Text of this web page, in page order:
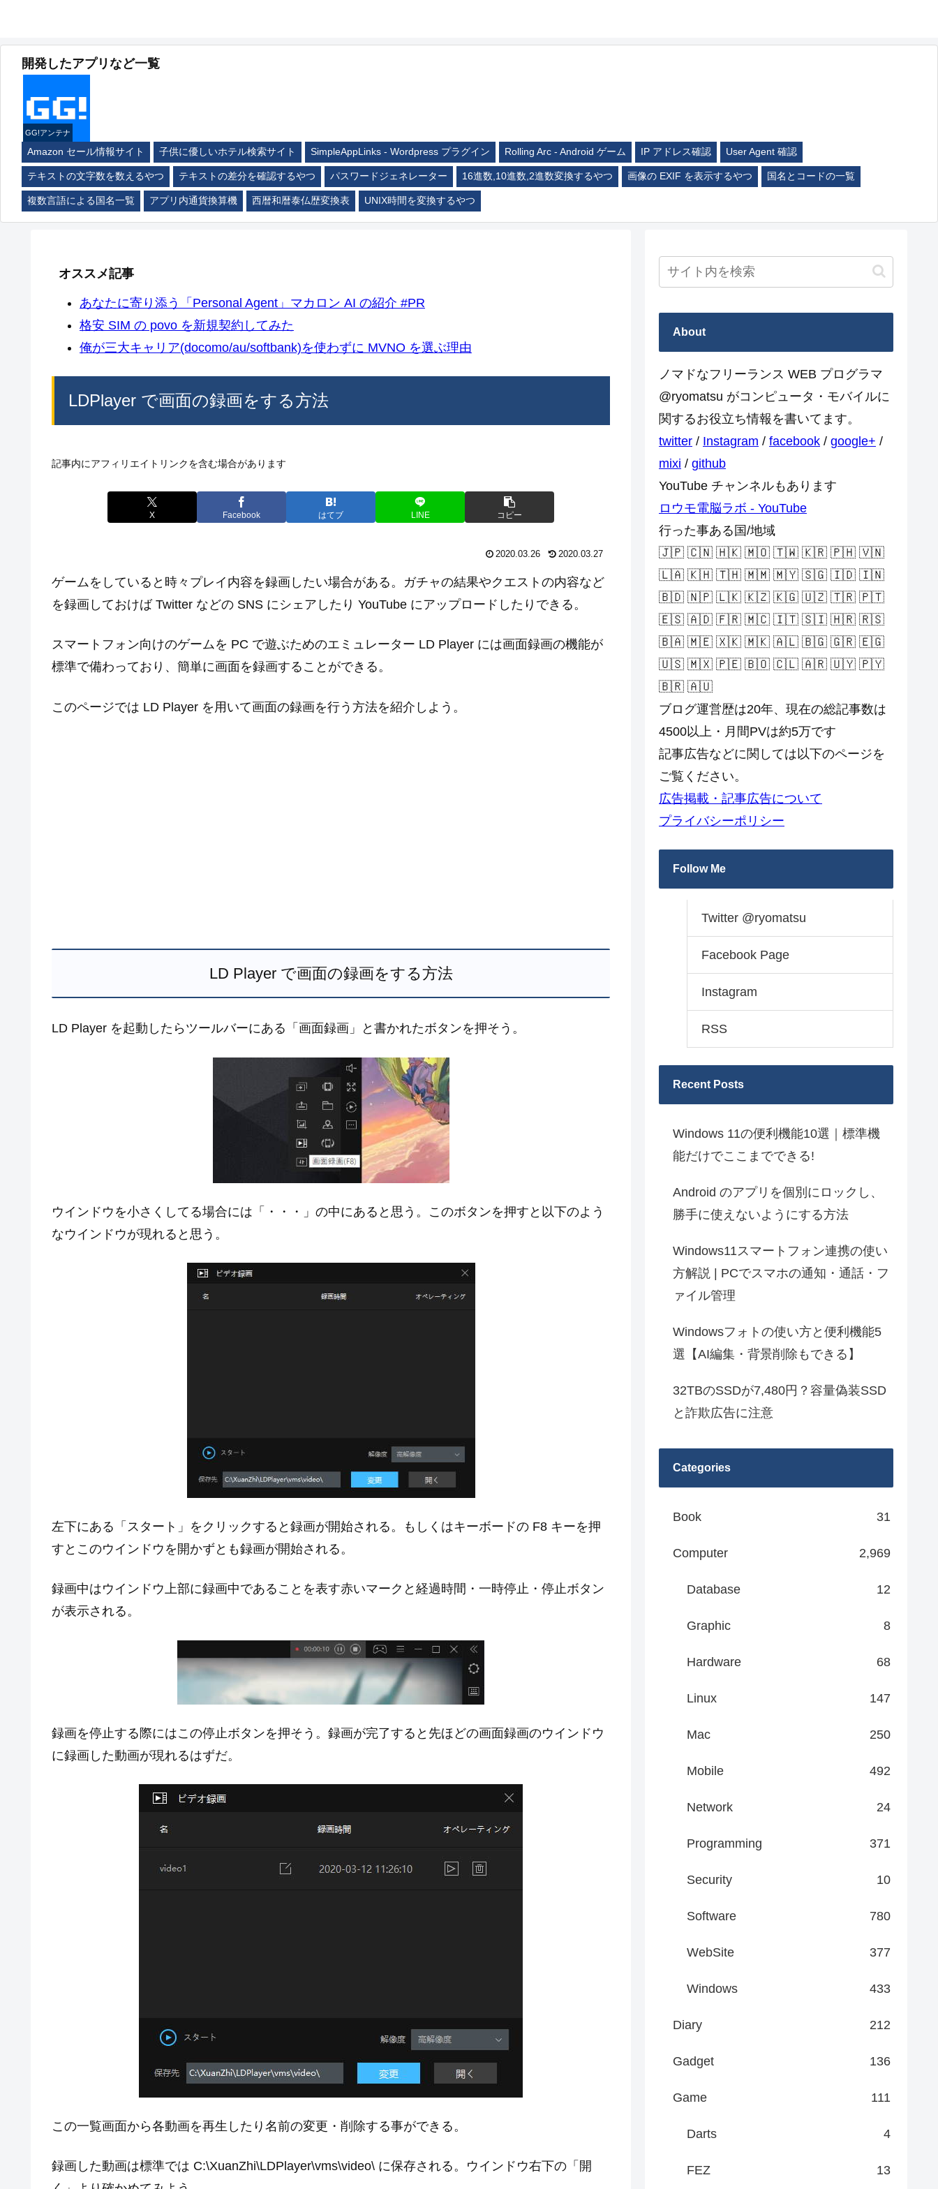
開発したアプリなど一覧
GG!アンテナ
Amazon セール情報サイト 子供に優しいホテル検索サイト SimpleAppLinks - Wordpress プラグイン Rolling Arc - Android ゲーム IP アドレス確認 User Agent 確認
テキストの文字数を数えるやつ テキストの差分を確認するやつ パスワードジェネレーター 16進数,10進数,2進数変換するやつ 画像の EXIF を表示するやつ 国名とコードの一覧
複数言語による国名一覧 アプリ内通貨換算機 西暦和暦泰仏歴変換表 UNIX時間を変換するやつ
オススメ記事
あなたに寄り添う「Personal Agent」マカロン AI の紹介 #PR
格安 SIM の povo を新規契約してみた
俺が三大キャリア(docomo/au/softbank)を使わずに MVNO を選ぶ理由
LDPlayer で画面の録画をする方法
記事内にアフィリエイトリンクを含む場合があります
X Facebook はてブ LINE コピー
2020.03.26 2020.03.27
ゲームをしていると時々プレイ内容を録画したい場合がある。ガチャの結果やクエストの内容など
を録画しておけば Twitter などの SNS にシェアしたり YouTube にアップロードしたりできる。
スマートフォン向けのゲームを PC で遊ぶためのエミュレーター LD Player には画面録画の機能が
標準で備わっており、簡単に画面を録画することができる。
このページでは LD Player を用いて画面の録画を行う方法を紹介しよう。
LD Player で画面の録画をする方法
LD Player を起動したらツールバーにある「画面録画」と書かれたボタンを押そう。
ウインドウを小さくしてる場合には「・・・」の中にあると思う。このボタンを押すと以下のよう
なウインドウが現れると思う。
左下にある「スタート」をクリックすると録画が開始される。もしくはキーボードの F8 キーを押
すとこのウインドウを開かずとも録画が開始される。
録画中はウインドウ上部に録画中であることを表す赤いマークと経過時間・一時停止・停止ボタン
が表示される。
録画を停止する際にはこの停止ボタンを押そう。録画が完了すると先ほどの画面録画のウインドウ
に録画した動画が現れるはずだ。
この一覧画面から各動画を再生したり名前の変更・削除する事ができる。
録画した動画は標準では C:\XuanZhi\LDPlayer\vms\video\ に保存される。ウインドウ右下の「開
About
ノマドなフリーランス WEB プログラマ
@ryomatsu がコンピュータ・モバイルに
関するお役立ち情報を書いてます。
twitter / Instagram / facebook / google+ /
mixi / github
YouTube チャンネルもあります
ロウモ電脳ラボ - YouTube
行った事ある国/地域
🇯🇵 🇨🇳 🇭🇰 🇲🇴 🇹🇼 🇰🇷 🇵🇭 🇻🇳
🇱🇦 🇰🇭 🇹🇭 🇲🇲 🇲🇾 🇸🇬 🇮🇩 🇮🇳
🇧🇩 🇳🇵 🇱🇰 🇰🇿 🇰🇬 🇺🇿 🇹🇷 🇵🇹
🇪🇸 🇦🇩 🇫🇷 🇲🇨 🇮🇹 🇸🇮 🇭🇷 🇷🇸
🇧🇦 🇲🇪 🇽🇰 🇲🇰 🇦🇱 🇧🇬 🇬🇷 🇪🇬
🇺🇸 🇲🇽 🇵🇪 🇧🇴 🇨🇱 🇦🇷 🇺🇾 🇵🇾
🇧🇷 🇦🇺
ブログ運営歴は20年、現在の総記事数は
4500以上・月間PVは約5万です
記事広告などに関しては以下のページを
ご覧ください。
広告掲載・記事広告について
プライバシーポリシー
Follow Me
Twitter @ryomatsu
Facebook Page
Instagram
RSS
Recent Posts
Windows 11の便利機能10選｜標準機
能だけでここまでできる!
Android のアプリを個別にロックし、
勝手に使えないようにする方法
Windows11スマートフォン連携の使い
方解説 | PCでスマホの通知・通話・フ
ァイル管理
Windowsフォトの使い方と便利機能5
選【AI編集・背景削除もできる】
32TBのSSDが7,480円？容量偽装SSD
と詐欺広告に注意
Categories
Book 31
Computer 2,969
Database 12
Graphic 8
Hardware 68
Linux 147
Mac 250
Mobile 492
Network 24
Programming 371
Security 10
Software 780
WebSite 377
Windows 433
Diary 212
Gadget 136
Game 111
Darts 4
FEZ 13